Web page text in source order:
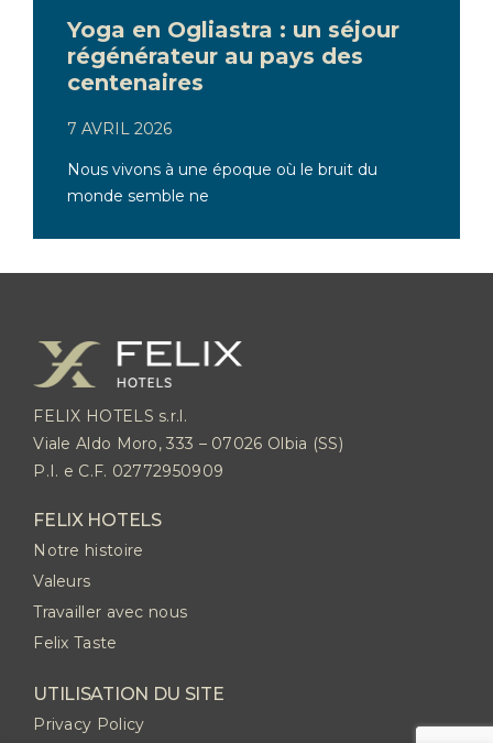
Yoga en Ogliastra : un séjour
régénérateur au pays des
centenaires
7 AVRIL 2026
Nous vivons à une époque où le bruit du
monde semble ne
FELIX HOTELS s.r.l.
Viale Aldo Moro, 333 – 07026 Olbia (SS)
P.I. e C.F. 02772950909
FELIX HOTELS
Notre histoire
Valeurs
Travailler avec nous
Felix Taste
UTILISATION DU SITE
Privacy Policy